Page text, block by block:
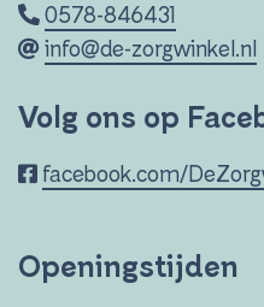
0578-846431
info@de-zorgwinkel.nl
Volg ons op
facebook.com/
Openingstijden